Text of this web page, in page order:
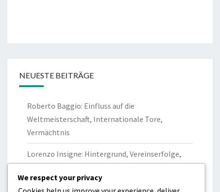
NEUESTE BEITRÄGE
Roberto Baggio: Einfluss auf die
Weltmeisterschaft, Internationale Tore,
Vermächtnis
Lorenzo Insigne: Hintergrund, Vereinserfolge,
Gianluigi Buffon: Weltmeisterschaftssieg,
We respect your privacy